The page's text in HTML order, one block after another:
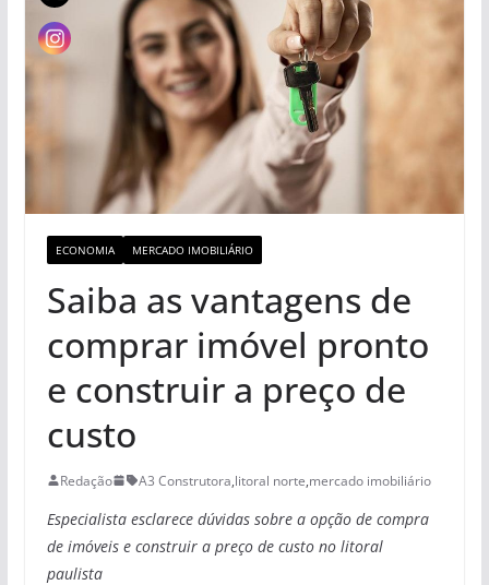
ECONOMIA MERCADO IMOBILIÁRIO
Saiba as vantagens de
comprar imóvel pronto
e construir a preço de
custo
Redação A3 Construtora,litoral norte,mercado imobiliário
Especialista esclarece dúvidas sobre a opção de compra
de imóveis e construir a preço de custo no litoral
paulista